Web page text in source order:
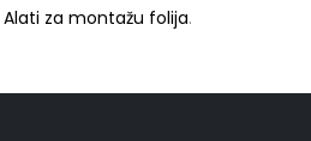
Alati za montažu folija.